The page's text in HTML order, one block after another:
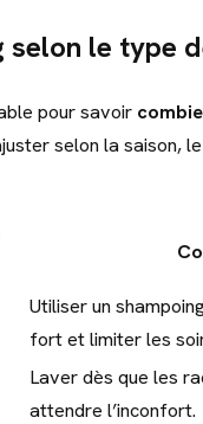
selon le type
pour savoir
selon la saison,
Utiliser un
fort et limiter les
Laver dès que les
attendre l’inconfort.